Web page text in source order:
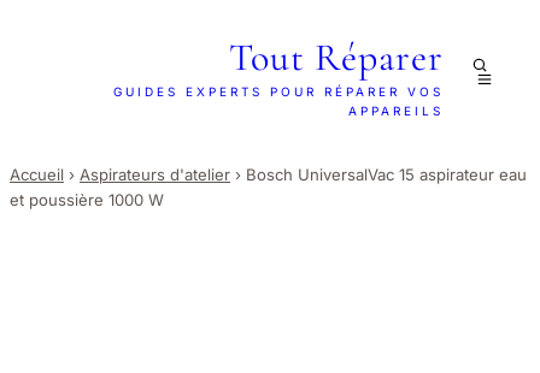
Tout Réparer
GUIDES EXPERTS POUR RÉPARER VOS
APPAREILS
Accueil › Aspirateurs d'atelier › Bosch UniversalVac 15 aspirateur eau
et poussière 1000 W